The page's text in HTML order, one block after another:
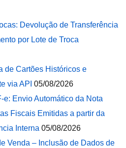
Devolução de Transferência
por Lote de Troca
de Cartões Históricos e
via API 05/08/2026
e: Envio Automático da Nota
Fiscais Emitidas a partir da
Interna 05/08/2026
Venda – Inclusão de Dados de